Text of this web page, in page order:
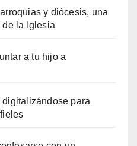
y diócesis, una
de la Iglesia
a tu hijo a
para